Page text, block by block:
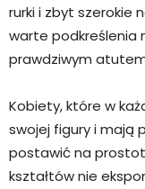
rurki i zbyt szerokie
warte podkreślenia
prawdziwym
Kobiety, które w
swojej figury i mają
postawić na
kształtów nie